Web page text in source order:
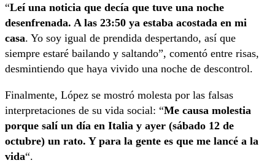
“Leí una noticia que decía que tuve una noche
desenfrenada. A las 23:50 ya estaba acostada en mi
casa. Yo soy igual de prendida despertando, así que
siempre estaré bailando y saltando”, comentó entre risas,
desmintiendo que haya vivido una noche de descontrol.
Finalmente, López se mostró molesta por las falsas
interpretaciones de su vida social: “Me causa molestia
porque salí un día en Italia y ayer (sábado 12 de
octubre) un rato. Y para la gente es que me lancé a la
vida“.